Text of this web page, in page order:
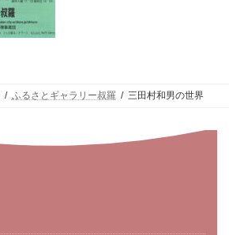
ふるさとギャラリー叔羅 三田村和男の世界